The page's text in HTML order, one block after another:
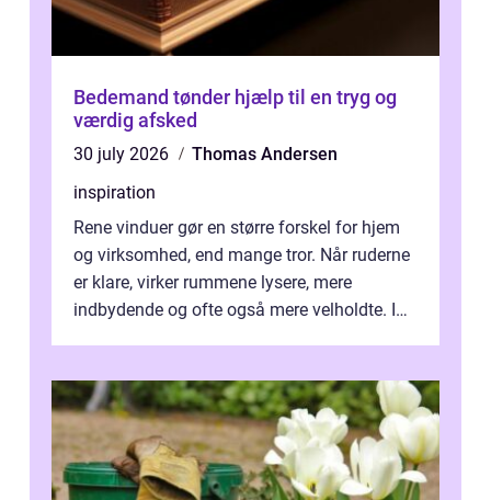
Bedemand tønder hjælp til en tryg og
værdig afsked
30 july 2026
Thomas Andersen
inspiration
Rene vinduer gør en større forskel for hjem
og virksomhed, end mange tror. Når ruderne
er klare, virker rummene lysere, mere
indbydende og ofte også mere velholdte. I